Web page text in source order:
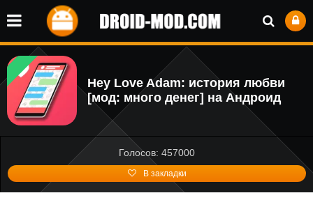
Hey Love Adam: история любви
[мод: много денег] на Андроид
Голосов: 457000
В закладки